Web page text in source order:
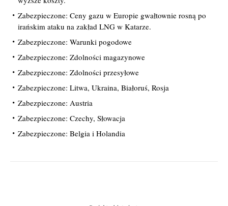
Zabezpieczone: Ceny gazu w Europie gwałtownie rosną po
irańskim ataku na zakład LNG w Katarze.
Zabezpieczone: Warunki pogodowe
Zabezpieczone: Zdolności magazynowe
Zabezpieczone: Zdolności przesyłowe
Zabezpieczone: Litwa, Ukraina, Białoruś, Rosja
Zabezpieczone: Austria
Zabezpieczone: Czechy, Słowacja
Zabezpieczone: Belgia i Holandia